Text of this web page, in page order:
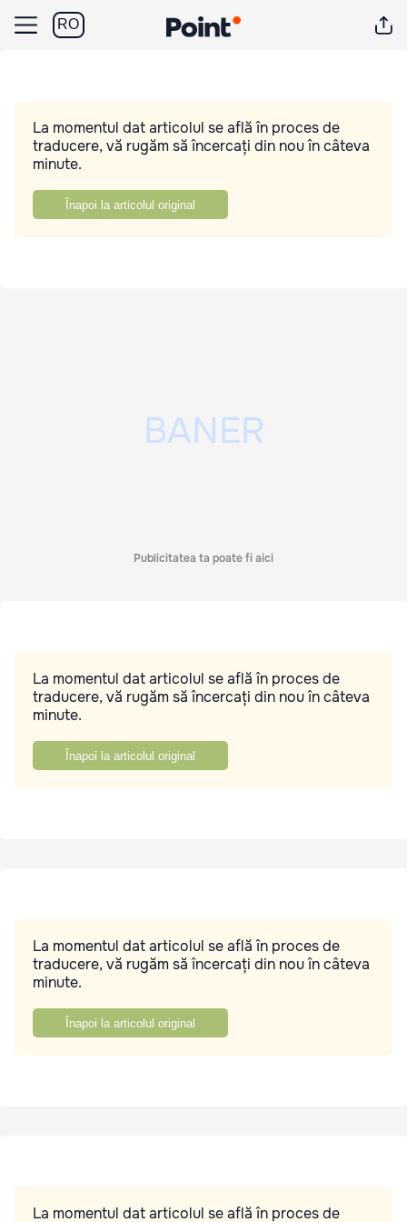
RO
La momentul dat articolul se află în proces de
traducere, vă rugăm să încercați din nou în câteva
minute.
Înapoi la articolul original
Publicitatea ta poate fi aici
La momentul dat articolul se află în proces de
traducere, vă rugăm să încercați din nou în câteva
minute.
Înapoi la articolul original
La momentul dat articolul se află în proces de
traducere, vă rugăm să încercați din nou în câteva
minute.
Înapoi la articolul original
La momentul dat articolul se află în proces de